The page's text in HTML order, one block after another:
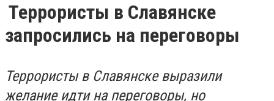
Террористы в Славянске
запросились на переговоры
Террористы в Славянске выразили
желание идти на переговоры, но